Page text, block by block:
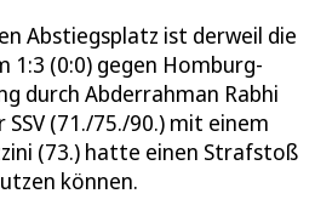
Abstiegsplatz ist derweil die
1:3 (0:0) gegen Homburg-
durch Abderrahman Rabhi
(71./75./90.) mit einem
(73.) hatte einen Strafstoß
können.